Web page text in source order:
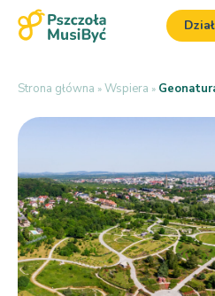
Strona główna » Wspiera »